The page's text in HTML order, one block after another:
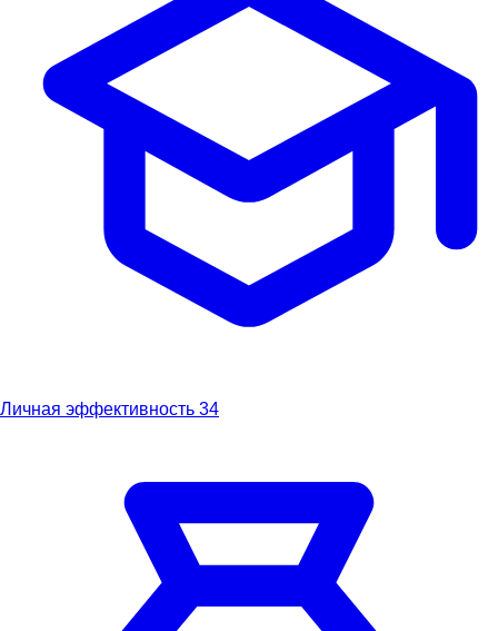
Личная эффективность 34